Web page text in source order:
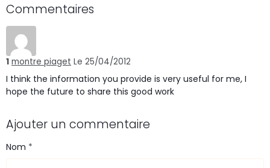
Commentaires
1 montre piaget Le 25/04/2012
I think the information you provide is very useful for me, I
hope the future to share this good work
Ajouter un commentaire
Nom